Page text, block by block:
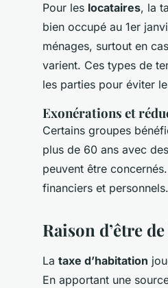
Pour les locataires, la
bien occupé au 1er
ménages, surtout en
varient. Ces types de
les parties pour éviter
Exonérations et
Certains groupes
plus de 60 ans avec
peuvent être
financiers et personnels.
Raison d’être
La taxe d’habitation
En apportant une